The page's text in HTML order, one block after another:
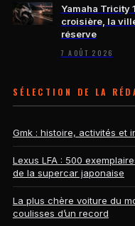
Yamaha Tricity
croisière, la
réserve
7 AOÛT 2026
SÉLECTION DE LA
Gmk : histoire, activités et
Lexus LFA : 500
de la supercar japonaise
La plus chère voiture du
coulisses d’un record